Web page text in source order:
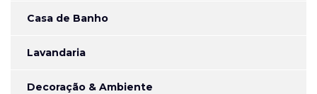
Casa de Banho
Lavandaria
Decoração & Ambiente